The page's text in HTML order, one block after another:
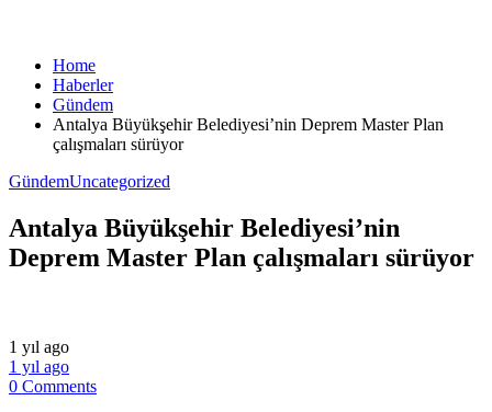
Home
Haberler
Gündem
Antalya Büyükşehir Belediyesi’nin Deprem Master Plan
çalışmaları sürüyor
GündemUncategorized
Antalya Büyükşehir Belediyesi’nin
Deprem Master Plan çalışmaları sürüyor
1 yıl ago
1 yıl ago
0 Comments